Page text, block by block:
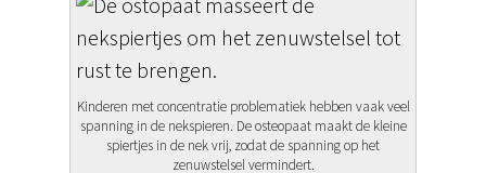
Kinderen met concentratie problematiek hebben vaak veel
spanning in de nekspieren. De osteopaat maakt de kleine
spiertjes in de nek vrij, zodat de spanning op het
zenuwstelsel vermindert.
Amsterdam